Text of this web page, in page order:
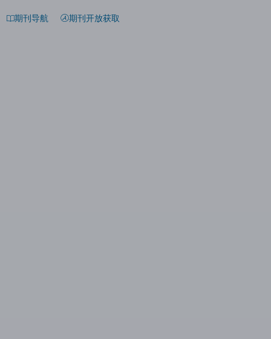
期刊导航 期刊开放获取